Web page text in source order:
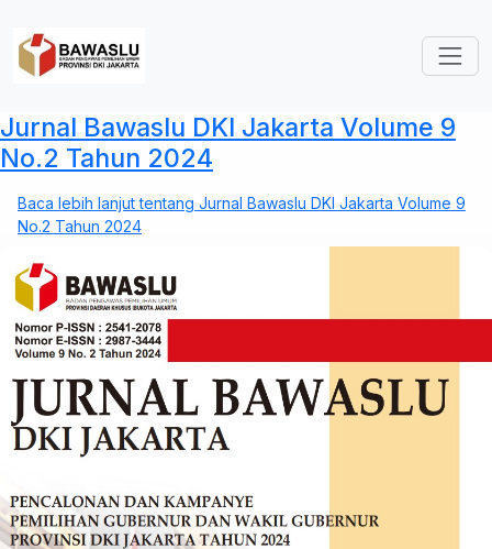
Jurnal Bawaslu DKI Jakarta Volume 9
No.2 Tahun 2024
Baca lebih lanjuttentang Jurnal Bawaslu DKI Jakarta Volume 9
No.2 Tahun 2024